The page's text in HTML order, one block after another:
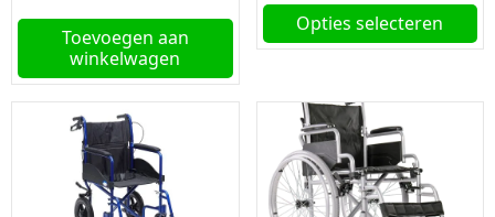
Toevoegen aan
winkelwagen
Opties selecteren
Dit
meerdere
variaties.
Deze
optie
kan